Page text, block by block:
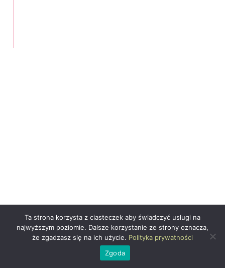
Ta strona korzysta z ciasteczek aby świadczyć usługi na
najwyższym poziomie. Dalsze korzystanie ze strony oznacza,
że zgadzasz się na ich użycie. Polityka prywatności
Zgoda